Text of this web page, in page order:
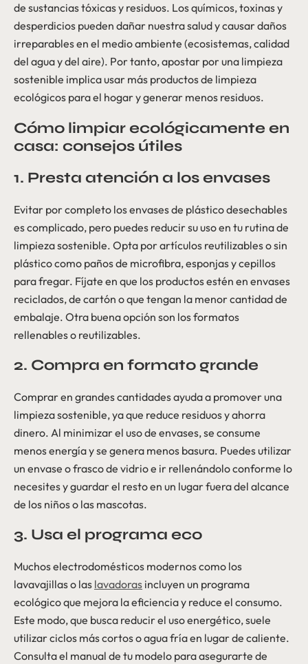
de sustancias tóxicas y residuos. Los químicos, toxinas y
desperdicios pueden dañar nuestra salud y causar daños
irreparables en el medio ambiente (ecosistemas, calidad
del agua y del aire). Por tanto, apostar por una limpieza
sostenible implica usar más productos de limpieza
ecológicos para el hogar y generar menos residuos.
Cómo limpiar ecológicamente en
casa: consejos útiles
1. Presta atención a los envases
Evitar por completo los envases de plástico desechables
es complicado, pero puedes reducir su uso en tu rutina de
limpieza sostenible. Opta por artículos reutilizables o sin
plástico como paños de microfibra, esponjas y cepillos
para fregar. Fíjate en que los productos estén en envases
reciclados, de cartón o que tengan la menor cantidad de
embalaje. Otra buena opción son los formatos
rellenables o reutilizables.
2. Compra en formato grande
Comprar en grandes cantidades ayuda a promover una
limpieza sostenible, ya que reduce residuos y ahorra
dinero. Al minimizar el uso de envases, se consume
menos energía y se genera menos basura. Puedes utilizar
un envase o frasco de vidrio e ir rellenándolo conforme lo
necesites y guardar el resto en un lugar fuera del alcance
de los niños o las mascotas.
3. Usa el programa eco
Muchos electrodomésticos modernos como los
lavavajillas o las lavadoras incluyen un programa
ecológico que mejora la eficiencia y reduce el consumo.
Este modo, que busca reducir el uso energético, suele
utilizar ciclos más cortos o agua fría en lugar de caliente.
Consulta el manual de tu modelo para asegurarte de